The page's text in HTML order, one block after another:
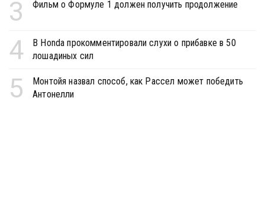
3 Фильм о Формуле 1 должен получить продолжение
4
В Honda прокомментировали слухи о прибавке в 50
лошадиных сил
5
Монтойя назвал способ, как Рассел может победить
Антонелли